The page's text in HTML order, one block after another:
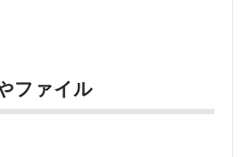
ファイル